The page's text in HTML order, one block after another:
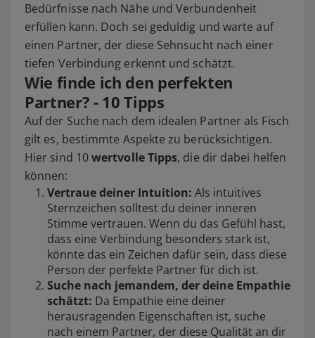
Bedürfnisse nach Nähe und Verbundenheit
erfüllen kann. Doch sei geduldig und warte auf
einen Partner, der diese Sehnsucht nach einer
tiefen Verbindung erkennt und schätzt.
Wie finde ich den perfekten
Partner? - 10 Tipps
Auf der Suche nach dem idealen Partner als Fisch
gilt es, bestimmte Aspekte zu berücksichtigen.
Hier sind 10wertvolle Tipps, die dir dabei helfen
können:
Vertraue deiner Intuition: Als intuitives
Sternzeichen solltest du deiner inneren
Stimme vertrauen. Wenn du das Gefühl hast,
dass eine Verbindung besonders stark ist,
könnte das ein Zeichen dafür sein, dass diese
Person der perfekte Partner für dich ist.
Suche nach jemandem, der deine Empathie
schätzt: Da Empathie eine deiner
herausragenden Eigenschaften ist, suche
nach einem Partner, der diese Qualität an dir